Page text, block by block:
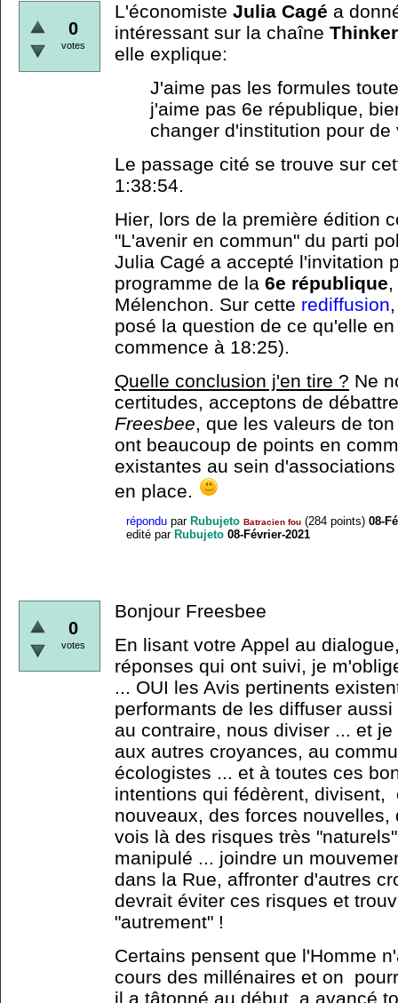
0
votes
L'économiste Julia Cagé a
intéressant sur la chaîne
elle explique:
J'aime pas les formules
j'aime pas 6e république,
changer d'institution pour de
Le passage cité se trouve sur
1:38:54.
Hier, lors de la première édition
"L'avenir en commun" du parti
Julia Cagé a accepté l'invitation
programme de la 6e république
Mélenchon. Sur cette rediffusion
posé la question de ce qu'elle
commence à 18:25).
Quelle conclusion j'en tire ? Ne
certitudes, acceptons de
Freesbee, que les valeurs de
ont beaucoup de points en
existantes au sein
en place.
répondu par Rubujeto Batracien fou (284 points) 08-
edité par Rubujeto 08-Février-2021
0
votes
Bonjour Freesbee
En lisant votre Appel au
réponses qui ont suivi, je
... OUI les Avis pertinents
performants de les diffuser
au contraire, nous diviser ... et
aux autres croyances, au
écologistes ... et à toutes ces
intentions qui fédèrent, divisent,
nouveaux, des forces
vois là des risques très
manipulé ... joindre un
dans la Rue, affronter d'autres
devrait éviter ces risques et
"autrement" !
Certains pensent que l'Homme
cours des millénaires et on
il a tâtonné au début, a avancé